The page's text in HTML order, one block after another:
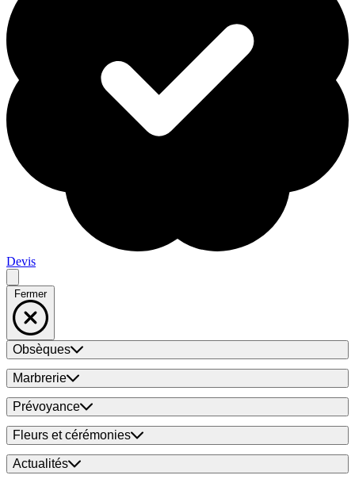
Devis
Fermer
Obsèques
Marbrerie
Prévoyance
Fleurs et cérémonies
Actualités